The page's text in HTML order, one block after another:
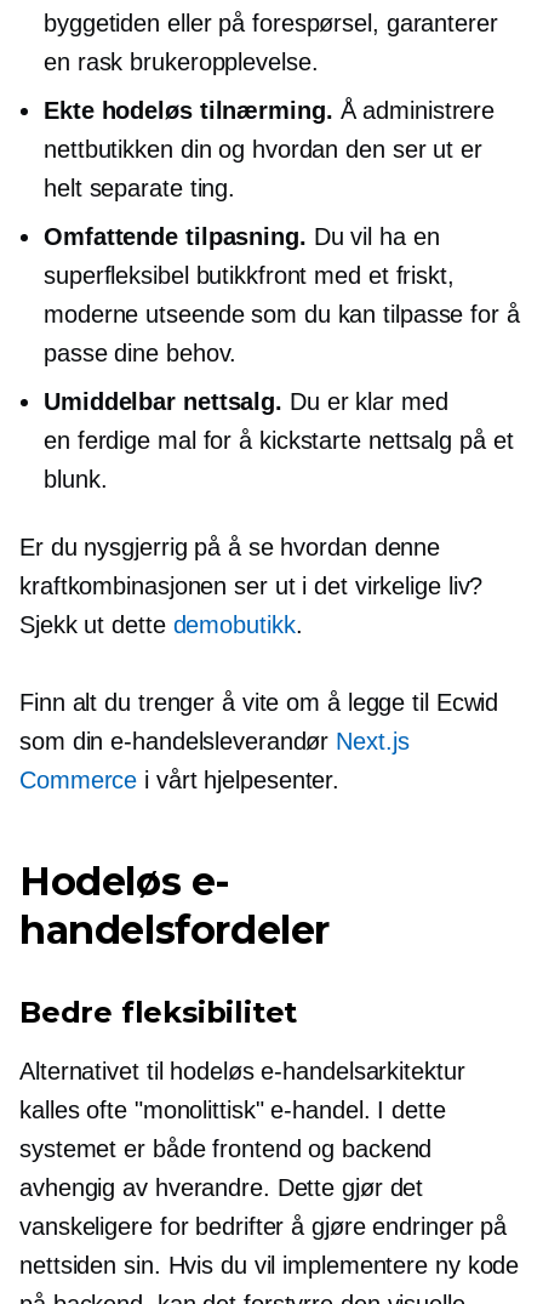
byggetiden eller på forespørsel, garanterer
en rask brukeropplevelse.
Ekte hodeløs tilnærming. Å administrere
nettbutikken din og hvordan den ser ut er
helt separate ting.
Omfattende tilpasning. Du vil ha en
superfleksibel butikkfront med et friskt,
moderne utseende som du kan tilpasse for å
passe dine behov.
Umiddelbar nettsalg. Du er klar med
en ferdige mal for å kickstarte nettsalg på et
blunk.
Er du nysgjerrig på å se hvordan denne
kraftkombinasjonen ser ut i det virkelige liv?
Sjekk ut dette demobutikk.
Finn alt du trenger å vite om å legge til Ecwid
som din e-handelsleverandør Next.js
Commerce i vårt hjelpesenter.
Hodeløs e-
handelsfordeler
Bedre fleksibilitet
Alternativet til hodeløs e-handelsarkitektur
kalles ofte "monolittisk" e-handel. I dette
systemet er både frontend og backend
avhengig av hverandre. Dette gjør det
vanskeligere for bedrifter å gjøre endringer på
nettsiden sin. Hvis du vil implementere ny kode